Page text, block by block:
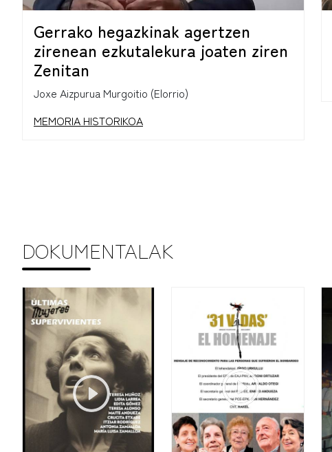
Gerrako hegazkinak agertzen
zirenean ezkutalekura joaten ziren
Zenitan
Joxe Aizpurua Murgoitio (Elorrio)
MEMORIA HISTORIKOA
DOKUMENTALAK